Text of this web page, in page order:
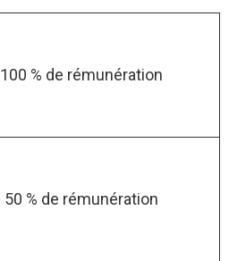
100 % de rémunération
50 % de rémunération